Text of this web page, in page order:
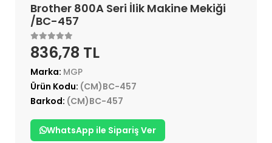
Brother 800A Seri İlik Makine Mekiği
/BC-457
836,78 TL
Marka: MGP
Ürün Kodu: (CM)BC-457
Barkod: (CM)BC-457
WhatsApp ile Sipariş Ver